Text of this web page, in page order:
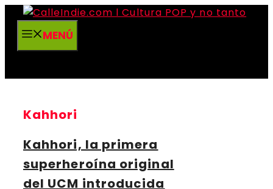
Saltar
contenidoMENÚ
Kahhori
Kahhori, la primera
superheroína original
del UCM introducida